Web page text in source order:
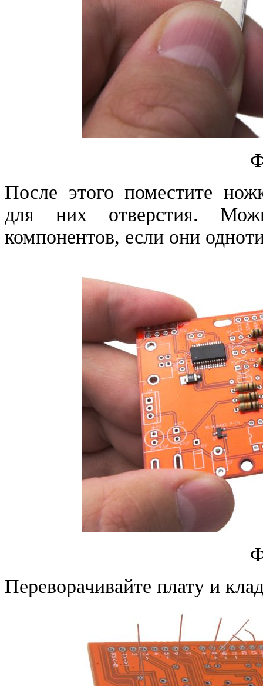
После этого поместите
для них отверстия.
компонентов, если они
Переворачивайте плату и